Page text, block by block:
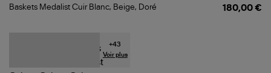
Baskets
Baskets Medalist Cuir Blanc, Beige, Doré 180,00 €
+43
Voir plus